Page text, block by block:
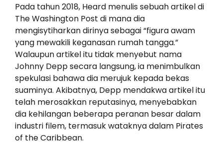
Pada tahun 2018, Heard menulis sebuah artikel di
The Washington Post di mana dia
mengisytiharkan dirinya sebagai “figura awam
yang mewakili keganasan rumah tangga.”
Walaupun artikel itu tidak menyebut nama
Johnny Depp secara langsung, ia menimbulkan
spekulasi bahawa dia merujuk kepada bekas
suaminya. Akibatnya, Depp mendakwa artikel itu
telah merosakkan reputasinya, menyebabkan
dia kehilangan beberapa peranan besar dalam
industri filem, termasuk wataknya dalam Pirates
of the Caribbean.